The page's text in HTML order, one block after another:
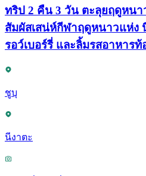
ทริป 2 คืน 3 วัน ตะลุยฤดูหนา
สัมผัสเสน่ห์กีฬาฤดูหนาวแห่ง
รอว์เบอร์รี่ และลิ้มรสอาหารท้
ชูบุ
นีงาตะ